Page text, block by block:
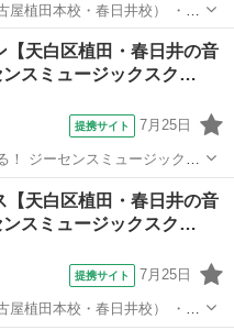
田本校・春日井校） ・と
を感じている。 ・自分の音楽
を始めてみたい！ あなた
【天白区植田・春日井の音
スミュージックスク…
提携サイト 7月25日
！ ジーセンスミュージックス
【天白区植田・春日井の音
スミュージックスク…
提携サイト 7月25日
田本校・春日井校） ・と